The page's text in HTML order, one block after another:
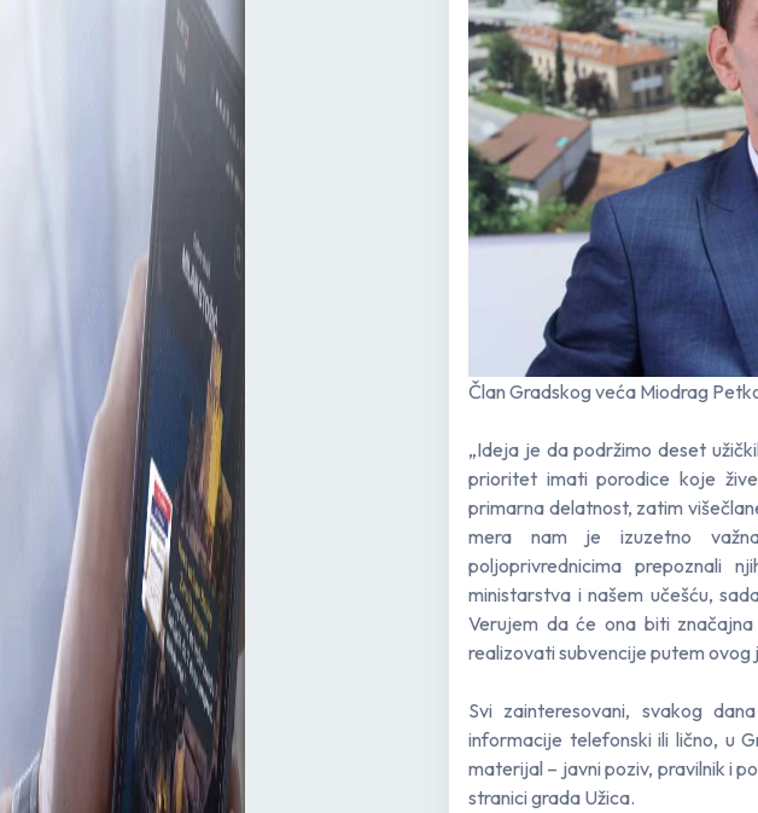
Član Gradskog veća Miodrag
„Ideja je da podržimo deset
prioritet imati porodice koje
primarna delatnost, zatim
mera nam je izuzetno
poljoprivrednicima prepoznali
ministarstva i našem učešću,
Verujem da će ona biti
realizovati subvencije putem
Svi zainteresovani, svakog
informacije telefonski ili lično, u
materijal – javni poziv, pravilnik i
stranici grada Užica.